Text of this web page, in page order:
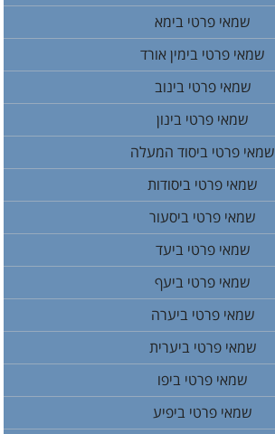
שמאי פרטי בימא
שמאי פרטי בימין אורד
שמאי פרטי בינוב
שמאי פרטי בינון
שמאי פרטי ביסוד המעלה
שמאי פרטי ביסודות
שמאי פרטי ביסעור
שמאי פרטי ביעד
שמאי פרטי ביעף
שמאי פרטי ביערה
שמאי פרטי ביערית
שמאי פרטי ביפו
שמאי פרטי ביפיע